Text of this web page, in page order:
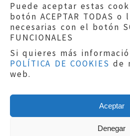
Puede aceptar estas
botón ACEPTAR TODAS
necesarias con el botón
FUNCIONALES
Si quieres más
POLÍTICA DE COOKIES de
web.
Aceptar
Denegar
Aviso legal|Política
Protección de Datos
Política de cookies
Copyright © 2019El